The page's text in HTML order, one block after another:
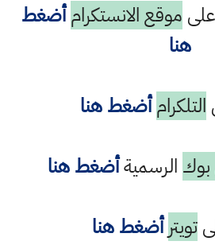
موقع الانستكرام أضغط
هنا
التلكرام أضغط هنا
الرسميةأضغط هنا
تويتر أضغط هنا